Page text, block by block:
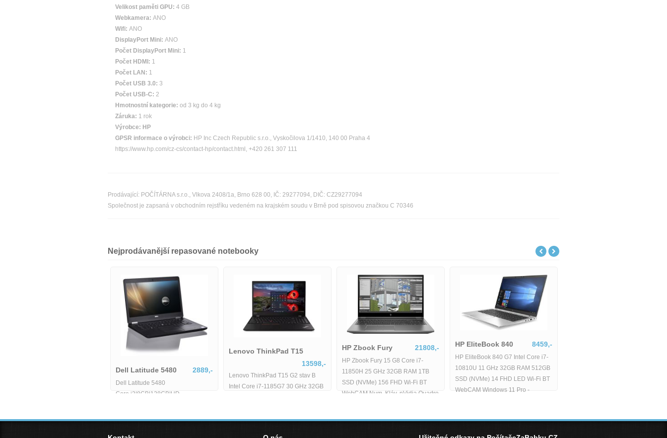
Velikost paměti GPU: 4 GB
Webkamera: ANO
Wifi: ANO
DisplayPort Mini: ANO
Počet DisplayPort Mini: 1
Počet HDMI: 1
Počet LAN: 1
Počet USB 3.0: 3
Počet USB-C: 2
Hmotnostní kategorie: od 3 kg do 4 kg
Záruka: 1 rok
Výrobce: HP
GPSR informace o výrobci: HP Inc Czech Republic s.r.o., Vyskočilova 1/1410, 140 00 Praha 4
https://www.hp.com/cz-cs/contact-hp/contact.html, +420 261 307 111
Prodávající: POČÍTÁRNA s.r.o., Vlkova 2408/1a, Brno 628 00, IČ: 29277094, DIČ: CZ29277094
Společnost je zapsaná v obchodním rejstříku vedeném na krajském soudu v Brně pod spisovou značkou C 70346
Nejprodávanější repasované notebooky
Dell Latitude 5480 2889,-
Dell Latitude 5480
Core i3|8GB|128GB|HD
Lenovo ThinkPad T15
13598,-
Lenovo ThinkPad T15 G2 stav B
Intel Core i7-1185G7 30 GHz 32GB
HP Zbook Fury 21808,-
HP Zbook Fury 15 G8 Core i7-
11850H 25 GHz 32GB RAM 1TB
SSD (NVMe) 156 FHD Wi-Fi BT
WebCAM Num. Kláv. nVidia Quadro
HP EliteBook 840 8459,-
HP EliteBook 840 G7 Intel Core i7-
10810U 11 GHz 32GB RAM 512GB
SSD (NVMe) 14 FHD LED Wi-Fi BT
WebCAM Windows 11 Pro -